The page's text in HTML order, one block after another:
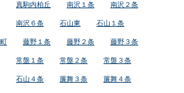
真駒内柏丘 南沢１条 南沢２条
南沢６条 石山東 石山１条
藤野１条 藤野２条 藤野３条
常盤１条 常盤２条 常盤３条
石山４条 簾舞３条 簾舞４条